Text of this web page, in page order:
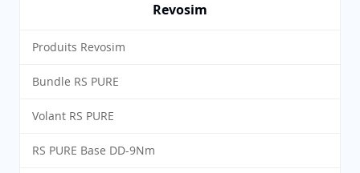
Revosim
Produits Revosim
Bundle RS PURE
Volant RS PURE
RS PURE Base DD-9Nm